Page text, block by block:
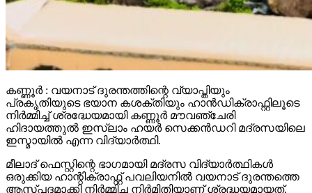
കണ്ണൂർ : വയനാട് ദുരന്തത്തിന്റെ വ്യാപ്തിയും
പ്രകൃതിയുടെ ഭയാന കശക്തിയും ഹാൻഡിക്രാഫ്റ്റിലൂടെ
നിർമ്മിച്ച് ശ്രദ്ധേയമായി കണ്ണൂർ മൗവഞ്ചേരി
ഹിദായത്തുൽ ഇസ്ലാം ഹയർ സെക്കൻഡറി മദ്രസയിലെ
ഇസ്മായിൽ എന്ന വിദ്യാർത്ഥി.
മീലാദ് ഫെസ്റ്റിന്റെ ഭാഗമായി മദ്രസ വിദ്യാർത്ഥികൾ
ഒരുക്കിയ ഹാന്റിക്രാഫ്റ്റ് പവലിയനിൽ വയനാട് ദുരന്തത്തെ
ആസ്പദമാക്കി നിർമ്മിച്ച നിർമിതിയാണ് ശ്രദ്ധയമായത്.